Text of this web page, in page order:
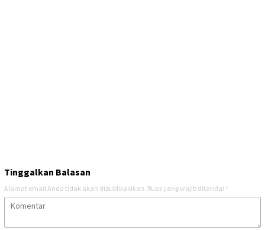
Tinggalkan Balasan
Alamat email Anda tidak akan dipublikasikan. Ruas yang wajib ditandai *